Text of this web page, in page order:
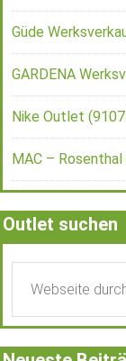
Güde
GARDENA
Nike Outlet
MAC –
Outlet suchen